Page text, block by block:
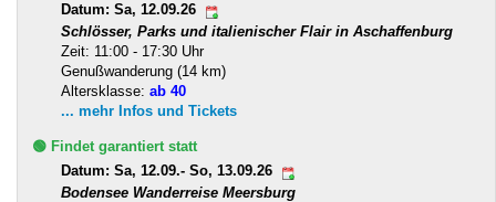
Datum: Sa, 12.09.26
Schlösser, Parks und italienischer Flair in Aschaffenburg
Zeit: 11:00 - 17:30 Uhr
Genußwanderung (14 km)
Altersklasse: ab 40
... mehr Infos und Tickets
🟢 Findet garantiert statt
Datum: Sa, 12.09.- So, 13.09.26
Bodensee Wanderreise Meersburg